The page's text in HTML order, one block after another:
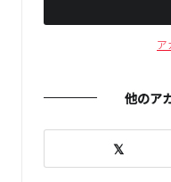
ア
他のア
𝕏